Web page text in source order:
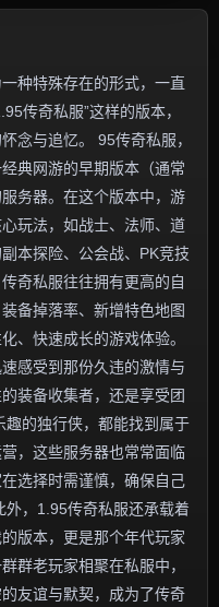
种特殊存在的形式，一直
传奇私服”这样的版本，
念与追忆。 95传奇私服，
典网游的早期版本（通常
务器。在这个版本中，游
玩法，如战士、法师、道
本探险、公会战、PK竞技
奇私服往往拥有更高的自
备掉落率、新增特色地图
、快速成长的游戏体验。
感受到那份久违的激情与
装备收集者，还是享受团
趣的独行侠，都能找到属于
，这些服务器也常常面临
选择时需谨慎，确保自己
，1.95传奇私服还承载着
版本，更是那个年代玩家
群老玩家相聚在私服中，
友谊与默契，成为了传奇